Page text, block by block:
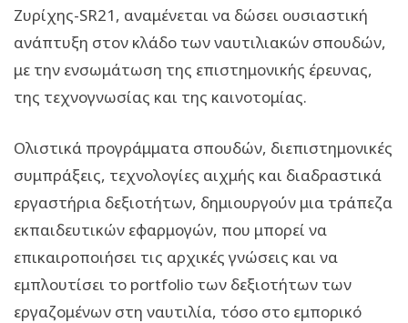
Ζυρίχης-SR21, αναμένεται να δώσει ουσιαστική
ανάπτυξη στον κλάδο των ναυτιλιακών σπουδών,
με την ενσωμάτωση της επιστημονικής έρευνας,
της τεχνογνωσίας και της καινοτομίας.
Ολιστικά προγράμματα σπουδών, διεπιστημονικές
συμπράξεις, τεχνολογίες αιχμής και διαδραστικά
εργαστήρια δεξιοτήτων, δημιουργούν μια τράπεζα
εκπαιδευτικών εφαρμογών, που μπορεί να
επικαιροποιήσει τις αρχικές γνώσεις και να
εμπλουτίσει το portfolio των δεξιοτήτων των
εργαζομένων στη ναυτιλία, τόσο στο εμπορικό